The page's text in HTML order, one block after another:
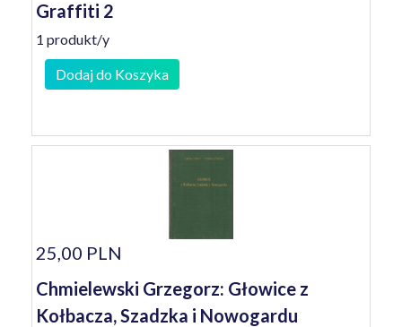
Graffiti 2
1 produkt/y
Dodaj do Koszyka
25,00 PLN
Chmielewski Grzegorz: Głowice z
Kołbacza, Szadzka i Nowogardu